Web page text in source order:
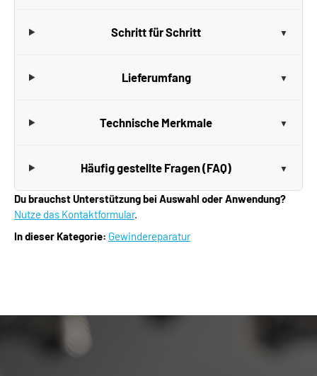
Schritt für Schritt
Lieferumfang
Technische Merkmale
Häufig gestellte Fragen (FAQ)
Du brauchst Unterstützung bei Auswahl oder Anwendung?
Nutze das Kontaktformular.
In dieser Kategorie: Gewindereparatur